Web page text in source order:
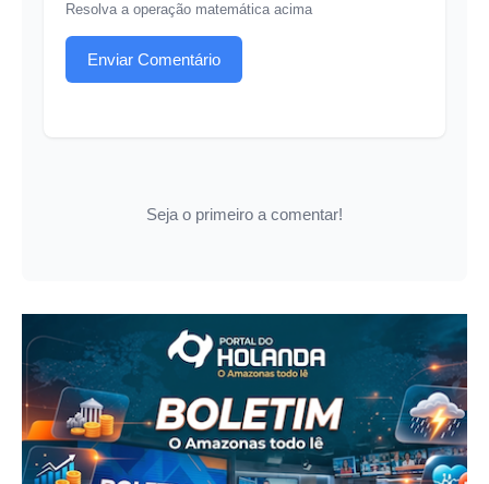
Resolva a operação matemática acima
Enviar Comentário
Seja o primeiro a comentar!